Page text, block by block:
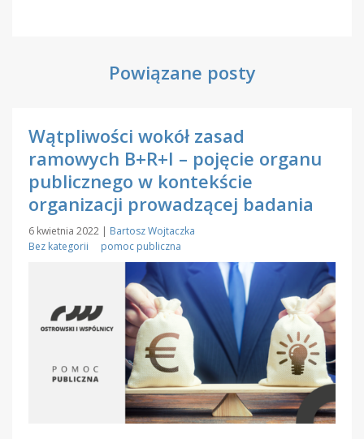
Powiązane posty
Wątpliwości wokół zasad
ramowych B+R+I – pojęcie organu
publicznego w kontekście
organizacji prowadzącej badania
6 kwietnia 2022 | Bartosz Wojtaczka
Bez kategorii
pomoc publiczna